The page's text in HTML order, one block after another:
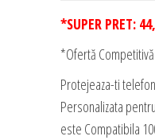
*SUPER PRET:
*Ofertă
Protejeaza-ti
Personalizata
este Compatibila